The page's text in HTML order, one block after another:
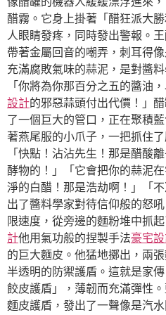
醋霧。它身上掛著「醋狂派大
人眼睛發疼，同時發出警報。
帶著金屬回音的嘲弄，刺耳得
充滿腐敗氣味的蒜泥，是對醬
「你將為你那百分之五的醬油
設計的邪惡蒜頭付出代價！」
了一個巨大的管口，正在聚積
著燕尾服的小爪子，一把抓住
「快點！沾沾先生！那是醋酸
酵物的！」「它會把你的蒜泥
淨的白醋！那是浩劫啊！」「
出了醬料學家對待信仰般的怒
限速度，從旁邊的麵粉堆中抓
計他用氣功般的捏製手法豪宅
的巨大麵皮。他猛地擲出，兩
半透明的防禦護盾。這就是家
餃皮護盾」，薄韌而充滿彈性
麵皮護盾，發出了一聲像是汽